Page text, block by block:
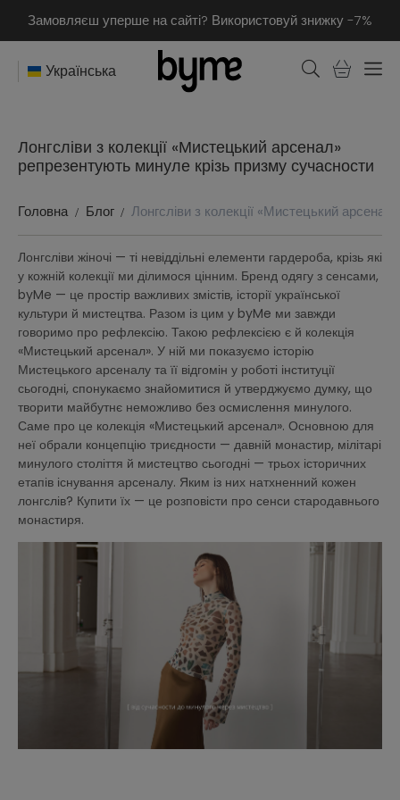
Замовляєш уперше на сайті? Використовуй знижку -7%
Українська
Лонгсліви з колекції «Мистецький арсенал»
репрезентують минуле крізь призму сучасности
Головна Блог Лонгсліви з колекції «Мистецький
Лонгсліви жіночі — ті невіддільні елементи гардероба, крізь які
у кожній колекції ми ділимося цінним. Бренд одягу з сенсами,
byMe — це простір важливих змістів, історії української
культури й мистецтва. Разом із цим у byMe ми завжди
говоримо про рефлексію. Такою рефлексією є й колекція
«Мистецький арсенал». У ній ми показуємо історію
Мистецького арсеналу та її відгомін у роботі інституції
сьогодні, спонукаємо знайомитися й утверджуємо думку, що
творити майбутнє неможливо без осмислення минулого.
Саме про це колекція «Мистецький арсенал». Основною для
неї обрали концепцію триєдности — давній монастир, мілітарі
минулого століття й мистецтво сьогодні — трьох історичних
етапів існування арсеналу. Яким із них натхненний кожен
лонгслів? Купити їх — це розповісти про сенси стародавнього
монастиря.